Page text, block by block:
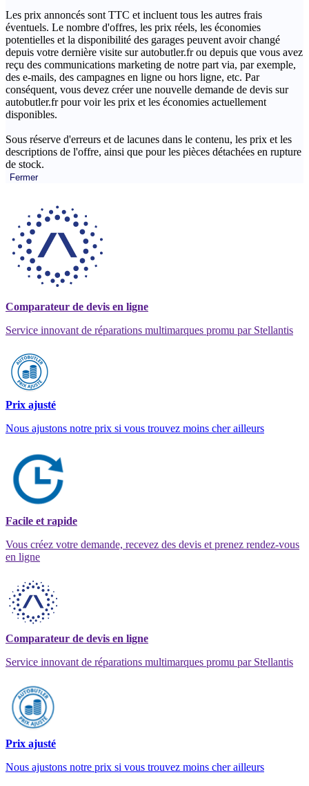
Les prix annoncés sont TTC et incluent tous les autres frais
éventuels. Le nombre d'offres, les prix réels, les économies
potentielles et la disponibilité des garages peuvent avoir changé
depuis votre dernière visite sur autobutler.fr ou depuis que vous avez
reçu des communications marketing de notre part via, par exemple,
des e-mails, des campagnes en ligne ou hors ligne, etc. Par
conséquent, vous devez créer une nouvelle demande de devis sur
autobutler.fr pour voir les prix et les économies actuellement
disponibles.
Sous réserve d'erreurs et de lacunes dans le contenu, les prix et les
descriptions de l'offre, ainsi que pour les pièces détachées en rupture
de stock.
Fermer
Comparateur de devis en ligne
Service innovant de réparations multimarques promu par Stellantis
Prix ajusté
Nous ajustons notre prix si vous trouvez moins cher ailleurs
Facile et rapide
Vous créez votre demande, recevez des devis et prenez rendez-vous
en ligne
Comparateur de devis en ligne
Service innovant de réparations multimarques promu par Stellantis
Prix ajusté
Nous ajustons notre prix si vous trouvez moins cher ailleurs